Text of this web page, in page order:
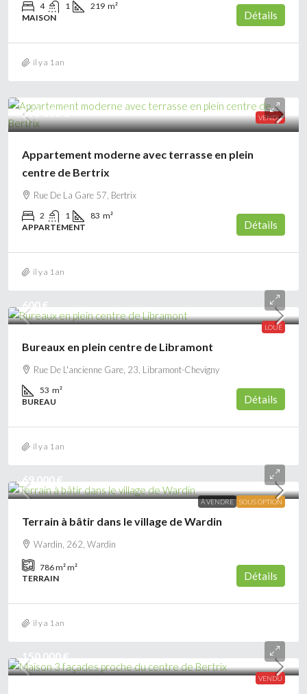
4 1 219 m²
MAISON
Détails
il y a 1 an
VENDU
199 000 €
Appartement moderne avec terrasse en plein
centre de Bertrix
Rue De La Gare 57, Bertrix
2 1 83 m²
APPARTEMENT
Détails
il y a 1 an
LOUÉ
600 €
Bureaux en plein centre de Libramont
Rue De L'ancienne Gare, 23, Libramont-Chevigny
53 m²
BUREAU
Détails
il y a 1 an
À VENDRE SOUS OPTION
69 000 €
Terrain à bâtir dans le village de Wardin
Wardin, 262, Wardin
786 m²m²
TERRAIN
Détails
il y a 1 an
VENDU
150 000 €